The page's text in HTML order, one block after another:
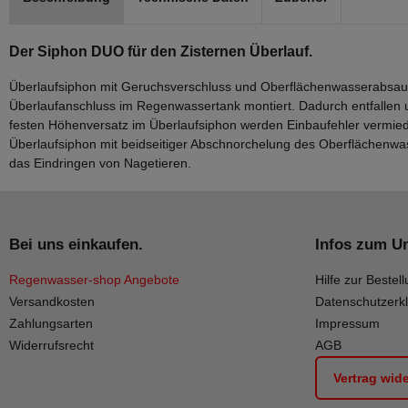
Der Siphon DUO für den Zisternen Überlauf.
Überlaufsiphon mit Geruchsverschluss und
Überlaufanschluss im Regenwassertank montiert. Dadurch
festen Höhenversatz im Überlaufsiphon werden Einbaufehler
Überlaufsiphon mit beidseitiger Abschnorchelung des
das Eindringen von Nagetieren.
Bei uns einkaufen.
Regenwasser-shop Angebote
Versandkosten
Zahlungsarten
Widerrufsrecht
Infos zum
Hilfe zur
Impressum
AGB
Vertrag